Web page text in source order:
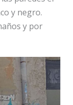
y negro.
y por